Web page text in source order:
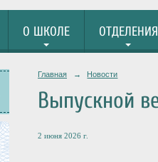
О ШКОЛЕ ОТДЕЛЕНИЯ
Главная → Новости
Выпускной
2 июня 2026 г.